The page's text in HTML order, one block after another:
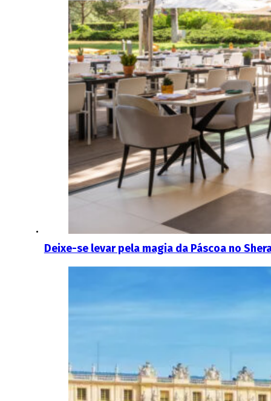
Deixe-se levar pela magia da Páscoa no